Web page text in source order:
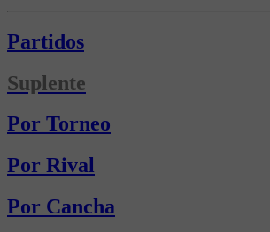
Partidos
Suplente
Por Torneo
Por Rival
Por Cancha